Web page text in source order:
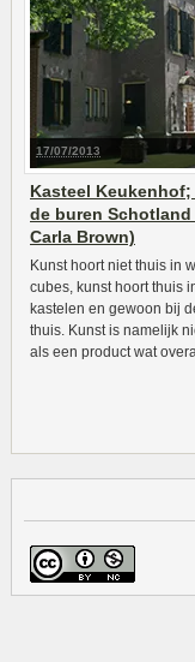
17/07/2013
Kasteel Keukenhof;
de buren Schotland
Carla Brown)
Kunst hoort niet thuis in
cubes, kunst hoort thuis
kastelen en gewoon bij
thuis. Kunst is namelijk
als een product wat